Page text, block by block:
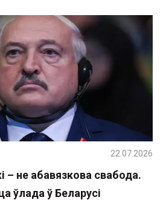
– не абавязкова свабода.
ўлада ў Беларусі
22.07.2026